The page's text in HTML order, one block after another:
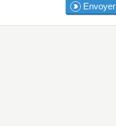
Envoyer